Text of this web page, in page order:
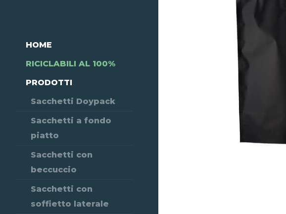
HOME
RICICLABILI AL 100%
PRODOTTI
Sacchetti Doypack
Sacchetti a fondo
piatto
Sacchetti con
beccuccio
Sacchetti con
soffietto laterale